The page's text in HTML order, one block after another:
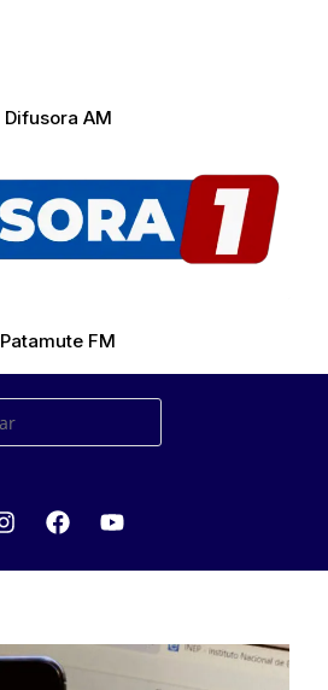
Difusora AM
Patamute FM